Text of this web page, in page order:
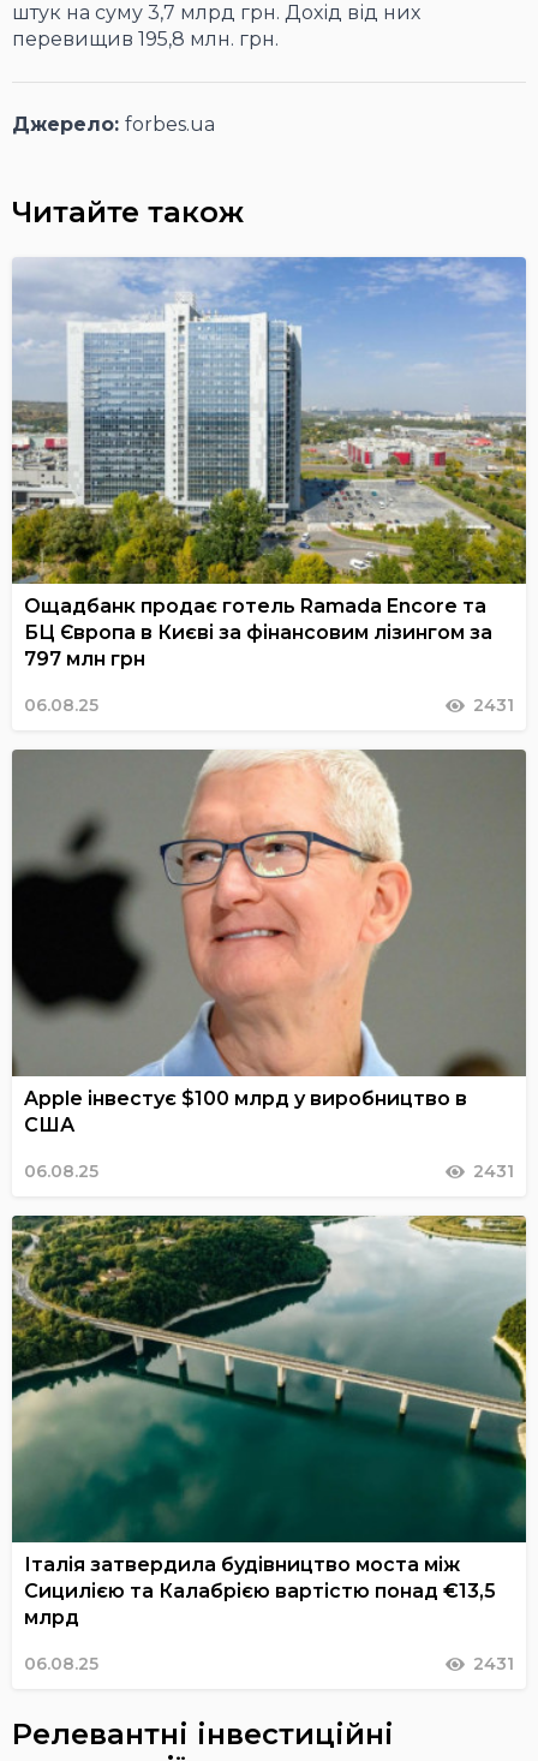
штук на суму 3,7 млрд грн. Дохід від них
перевищив 195,8 млн. грн.
Джерело: forbes.ua
Читайте також
Ощадбанк продає готель Ramada Encore та
БЦ Європа в Києві за фінансовим лізингом за
797 млн грн
06.08.25 2431
Apple інвестує $100 млрд у виробництво в
США
06.08.25 2431
Італія затвердила будівництво моста між
Сицилією та Калабрією вартістю понад €13,5
млрд
06.08.25 2431
Релевантні інвестиційні